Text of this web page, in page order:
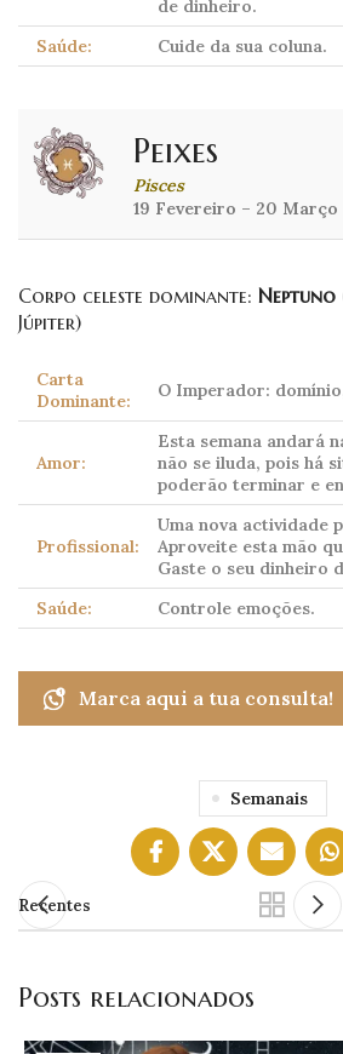
de dinheiro.
Saúde:
Cuide da sua coluna.
Peixes
Pisces
19 Fevereiro – 20 Março
Corpo celeste dominante: Neptuno
Júpiter)
Carta
Dominante:
O Imperador:
Amor:
Esta semana andará
não se iluda, pois há
poderão terminar e
Profissional:
Uma nova actividade
Aproveite esta mão
Gaste o seu dinheiro
Saúde:
Controle emoções.
Marca aqui a tua consulta!
Semanais
Recentes
Posts relacionados